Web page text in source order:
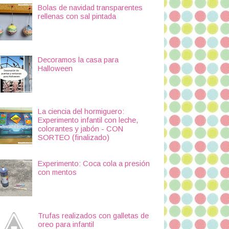
Bolas de navidad transparentes
rellenas con sal pintada
Decoramos la casa para
Halloween
La ciencia del hormiguero:
Experimento infantil con leche,
colorantes y jabón - CON
SORTEO (finalizado)
Experimento: Coca cola a presión
con mentos
Trufas realizados con galletas de
oreo para infantil